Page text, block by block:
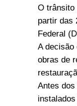
O trânsito
partir das
Federal
A decisão
obras de
Antes